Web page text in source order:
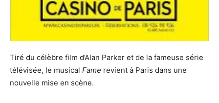
Tiré du célèbre film d’Alan Parker et de la fameuse série
télévisée, le musical Fame revient à Paris dans une
nouvelle mise en scène.